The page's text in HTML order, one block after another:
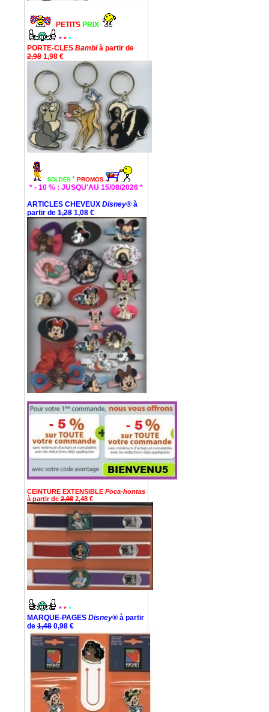
PETITS PRIX
* * *
PORTE-CLES Bambià partir de
2,98 1,98 €
SOLDES * PROMOS
* - 10 % : JUSQU'AU 15/08/2026 *
ARTICLES CHEVEUX Disney® à
partir de 1,28 1,08 €
CEINTURE EXTENSIBLE Poca-hontas
à partir de 2,98 2,48 €
* * *
MARQUE-PAGES Disney® à partir
de 1,48 0,98 €